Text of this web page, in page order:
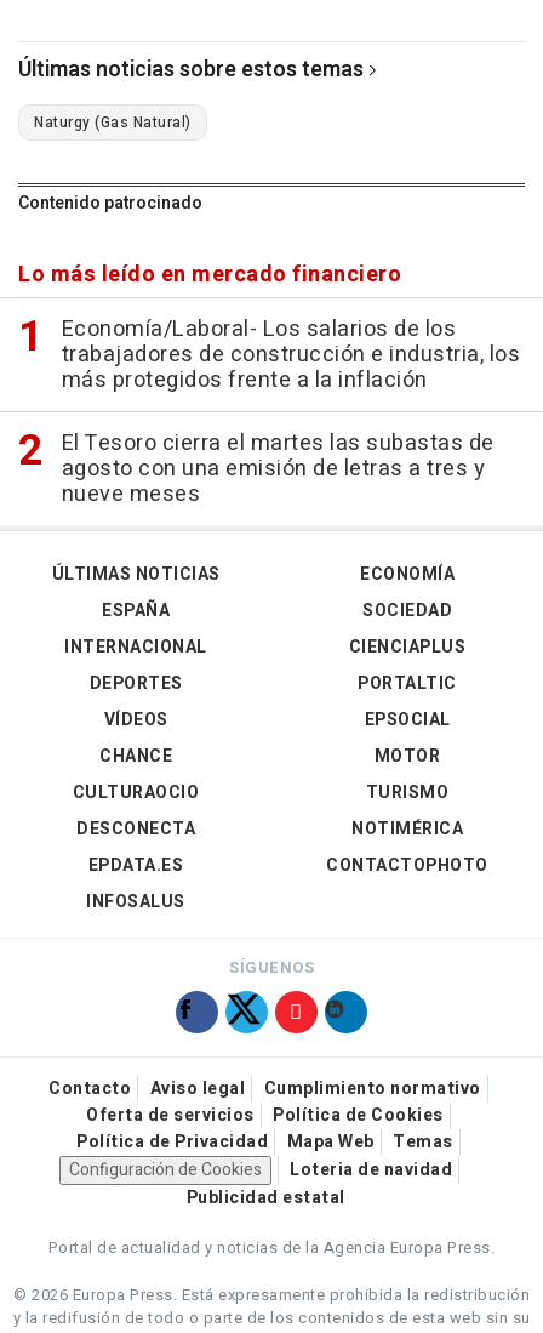
Últimas noticias sobre estos temas
Naturgy (Gas Natural)
Contenido patrocinado
Lo más leído en mercado financiero
Economía/Laboral- Los salarios de los
trabajadores de construcción e industria, los
más protegidos frente a la inflación
El Tesoro cierra el martes las subastas de
agosto con una emisión de letras a tres y
nueve meses
ÚLTIMAS NOTICIAS
ESPAÑA
INTERNACIONAL
DEPORTES
VÍDEOS
ECONOMÍA
SOCIEDAD
CIENCIAPLUS
PORTALTIC
EPSOCIAL
CHANCE
CULTURAOCIO
DESCONECTA
EPDATA.ES
INFOSALUS
MOTOR
TURISMO
NOTIMÉRICA
CONTACTOPHOTO
SÍGUENOS
Contacto Aviso legal
Cumplimiento normativo
Oferta de servicios
Política de Cookies
Política de Privacidad
Mapa Web
Temas
Configuración de Cookies
Loteria de navidad
Publicidad estatal
Portal de actualidad y noticias de la Agencia Europa Press.
© 2026 Europa Press. Está expresamente prohibida la redistribución
y la redifusión de todo o parte de los contenidos de esta web sin su